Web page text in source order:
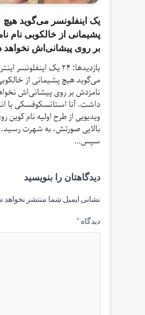
یک اینفلونسر می‌گوید هیچ
پشیمانی از خالکوبی نام
بر روی پیشانی‌اش
بازدیدها: 24 یک اینفلونسر
می‌گوید هیچ پشیمانی از
نامزدش بر روی پیشانی‌اش
داشت. آنا استانسکوفسکی با
ویدیویی از طرح اولیه نام
بالایی صورتش، به شهرت رسید.
سپس…
دیدگاهتان را بنویسید
نشانی ایمیل شما منتشر نخواهد
دیدگاه *